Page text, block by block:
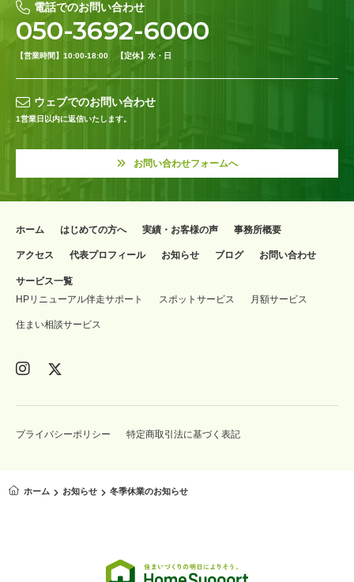
電話でのお問い合わせ
050-3692-6000
【営業時間】10:00-18:00 【定休】水・日
ウェブでのお問い合わせ
1営業日以内に返信いたします。
お問い合わせフォームへ
ホーム はじめての方へ 実績・お客様の声 事務所概要
アクセス 代表プロフィール お知らせ ブログ お問い合わせ
サービス一覧
HPリニューアル伴走サポート
スポットサービス 月額サービス
住まい相談サービス
プライバシーポリシー 特定商取引法に基づく表記
ホーム お知らせ 冬季休業のお知らせ